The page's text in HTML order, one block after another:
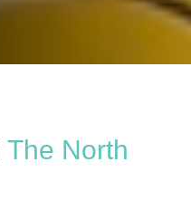
The North